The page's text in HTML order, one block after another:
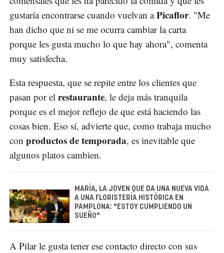
gustaría encontrarse cuando vuelvan aPicaflor. "Me
han dicho que ni se me ocurra cambiar la carta
porque les gusta mucho lo que hay ahora", comenta
muy satisfecha.
Esta respuesta, que se repite entre los clientes que
pasan por el restaurante, le deja más tranquila
porque es el mejor reflejo de que está haciendo las
cosas bien. Eso sí, advierte que, como trabaja mucho
con productos de temporada, es inevitable que
algunos platos cambien.
MARÍA, LA JOVEN QUE DA UNA NUEVA VIDA
A UNA FLORISTERÍA HISTÓRICA EN
PAMPLONA: "ESTOY CUMPLIENDO UN
SUEÑO"
A Pilar le gusta tener ese contacto directo con sus